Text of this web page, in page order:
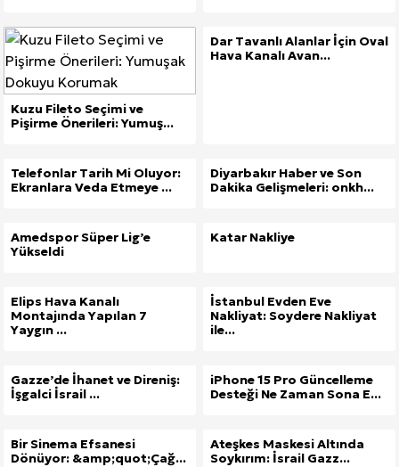
Kuzu Fileto Seçimi ve
Pişirme Önerileri: Yumuş...
Dar Tavanlı Alanlar İçin Oval
Hava Kanalı Avan...
Telefonlar Tarih Mi Oluyor:
Ekranlara Veda Etmeye ...
Diyarbakır Haber ve Son
Dakika Gelişmeleri: onkh...
Amedspor Süper Lig’e
Yükseldi
Katar Nakliye
Elips Hava Kanalı
Montajında Yapılan 7
Yaygın ...
İstanbul Evden Eve
Nakliyat: Soydere Nakliyat
ile...
Gazze’de İhanet ve Direniş:
İşgalci İsrail ...
iPhone 15 Pro Güncelleme
Desteği Ne Zaman Sona E...
Bir Sinema Efsanesi
Dönüyor: &amp;quot;Çağ...
Ateşkes Maskesi Altında
Soykırım: İsrail Gazz...